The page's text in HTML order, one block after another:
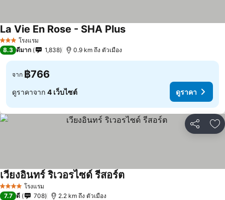
3 ดาว โรงแรม
La Vie En Rose - SHA Plus
8.3 ดีมาก 1,838 0.9 km ถึง ตัวเมือง
จาก ฿766
ดูราคาจาก 4 เว็บไซต์ ดูราคา
แชร์ เ
4 ดาว โรงแรม
เวียงอินทร์ ริเวอรไซด์ รีสอร์ต
7.7 ดี 708 2.2 km ถึง ตัวเมือง